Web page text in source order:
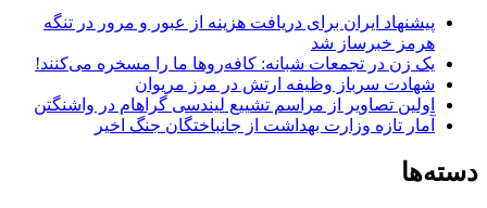
پیشنهاد ایران برای دریافت هزینه از عبور و مرور در تنگه
هرمز خبرساز شد
یک زن در تجمعات شبانه: کافه‌روها ما را مسخره می‌کنند!
شهادت سرباز وظیفه ارتش در مرز مریوان
اولین تصاویر از مراسم تشییع لیندسی گراهام در واشنگتن
آمار تازه وزارت بهداشت از جانباختگان جنگ اخیر
دسته‌ها